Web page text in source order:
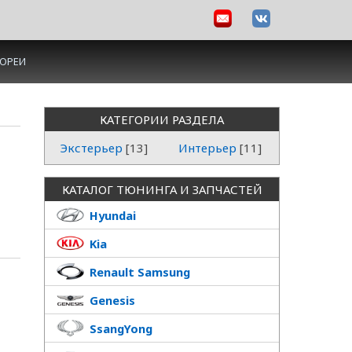
КАТЕГОРИИ РАЗДЕЛА
Экстерьер [13] Интерьер [11]
КАТАЛОГ ТЮНИНГА И ЗАПЧАСТЕЙ
Hyundai
Kia
Renault Samsung
Genesis
SsangYong